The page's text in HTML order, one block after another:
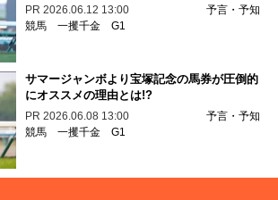
PR 2026.06.12 13:00
予言・予知
競馬 一攫千金 G1
サマージャンボより宝塚記念の馬券が圧倒的
にオススメの理由とは!?
PR 2026.06.08 13:00
予言・予知
競馬 一攫千金 G1